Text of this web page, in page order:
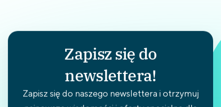
najnowsze wiadomości i oferty specjalne dla
Twojej firmy bezpośrednio na adres e-mail.